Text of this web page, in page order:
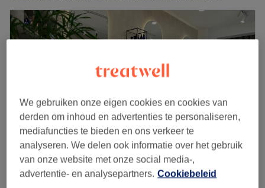
ÉTÈ beauty salon, Antwerp
We gebruiken onze eigen cookies en cookies van
derden om inhoud en advertenties te personaliseren,
mediafuncties te bieden en ons verkeer te
analyseren. We delen ook informatie over het gebruik
van onze website met onze social media-,
advertentie- en analysepartners. Cookiebeleid